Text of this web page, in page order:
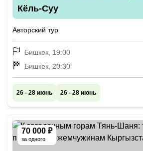
Кёль-Суу
Авторский тур
Бишкек, 19:00
Бишкек, 20:30
26 - 28 июнь 26 - 28 июнь
70 000 ₽
за одного